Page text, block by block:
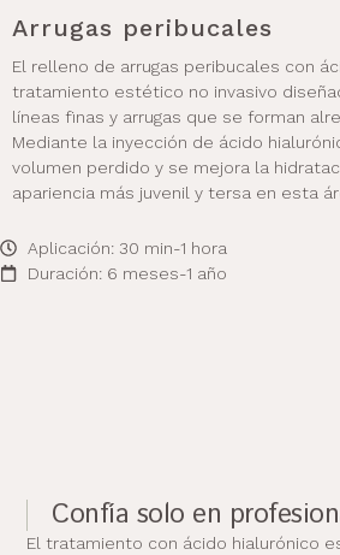
Arrugas peribucales
El relleno de arrugas peribucales con
tratamiento estético no invasivo
líneas finas y arrugas que se forman
Mediante la inyección de ácido
volumen perdido y se mejora la
apariencia más juvenil y tersa en esta
Aplicación: 30 min-1 hora
Duración: 6 meses-1 año
Confía solo en
El tratamiento con ácido hialurónico